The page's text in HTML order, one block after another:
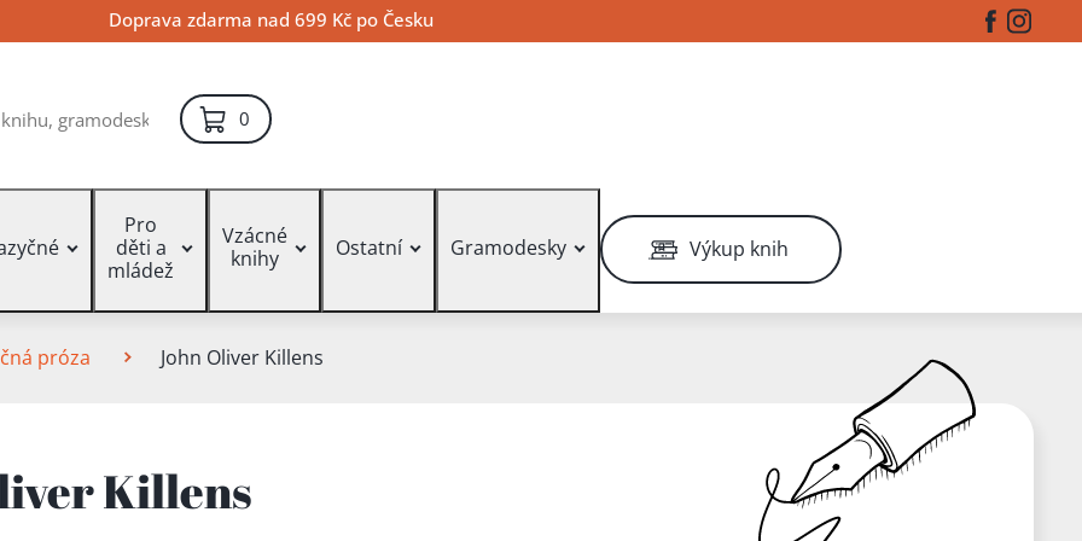
Doprava zdarma nad 699 Kč po Česku Facebook
0položek – košík
Pro
děti a
mládež
Vzácné
knihy
Ostatní Gramodesky Výkup knih
próza John Oliver Killens
Killens